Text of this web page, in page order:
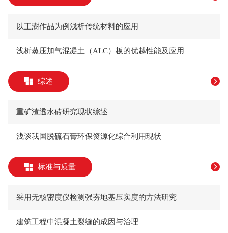
​以王澍作品为例浅析传统材料的应用
​浅析蒸压加气混凝土（ALC）板的优越性能及应用
综述
​重矿渣透水砖研究现状综述
​浅谈我国脱硫石膏环保资源化综合利用现状
标准与质量
​采用无核密度仪检测强夯地基压实度的方法研究
​建筑工程中混凝土裂缝的成因与治理